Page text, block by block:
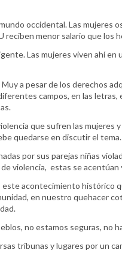
occidental. Las mujeres
menor salario que los
Las mujeres viven ahí en
a pesar de los derechos
campos, en las
que sufren las mujeres
quedarse en discutir el tema.
por sus parejas niñas
violencia, estas se acentúan
acontecimiento histórico
en nuestro quehacer
no estamos seguras, no
tribunas y lugares por un